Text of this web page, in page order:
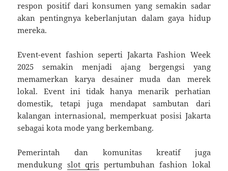
respon positif dari konsumen yang semakin sadar
akan pentingnya keberlanjutan dalam gaya hidup
mereka.
Event-event fashion seperti Jakarta Fashion Week
2025 semakin menjadi ajang bergengsi yang
memamerkan karya desainer muda dan merek
lokal. Event ini tidak hanya menarik perhatian
domestik, tetapi juga mendapat sambutan dari
kalangan internasional, memperkuat posisi Jakarta
sebagai kota mode yang berkembang.
Pemerintah dan komunitas kreatif juga
mendukung slot qris pertumbuhan fashion lokal